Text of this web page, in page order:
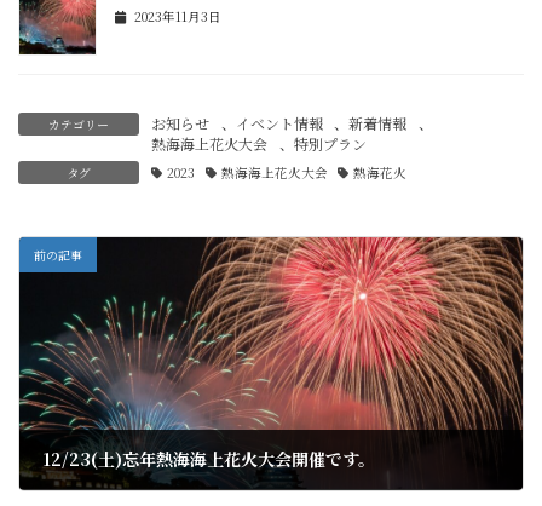
2023年11月3日
カテゴリー お知らせ 、 イベント情報 、新着情報 、
熱海海上花火大会 、 特別プラン
タグ 2023 熱海海上花火大会 熱海花火
前の記事
12/23(土)忘年熱海海上花火大会開催です。